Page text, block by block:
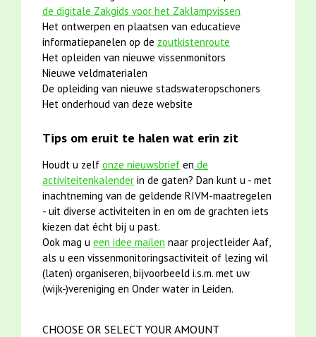
de digitale Zakgids voor het Zaklampvissen
Het ontwerpen en plaatsen van educatieve
informatiepanelen op de zoutkistenroute
Het opleiden van nieuwe vissenmonitors
Nieuwe veldmaterialen
De opleiding van nieuwe stadswateropschoners
Het onderhoud van deze website
Tips om eruit te halen wat erin zit
Houdt u zelf onze nieuwsbrief en de
activiteitenkalender in de gaten? Dan kunt u - met
inachtneming van de geldende RIVM-maatregelen
- uit diverse activiteiten in en om de grachten iets
kiezen dat écht bij u past.
Ook mag u een idee mailen naar projectleider Aaf,
als u een vissenmonitoringsactiviteit of lezing wil
(laten) organiseren, bijvoorbeeld i.s.m. met uw
(wijk-)vereniging en Onder water in Leiden.
CHOOSE OR SELECT YOUR AMOUNT